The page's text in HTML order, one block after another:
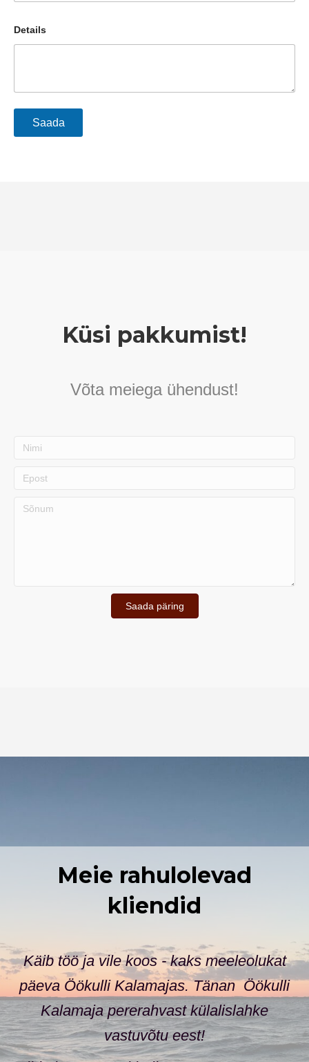
Details
Küsi pakkumist!
Võta meiega ühendust!
Saada päring
Meie rahulolevad
kliendid
Käib töö ja vile koos - kaks meeleolukat
päeva Öökulli Kalamajas. Tänan Öökulli
Kalamaja pererahvast külalislahke
vastuvõtu eest!